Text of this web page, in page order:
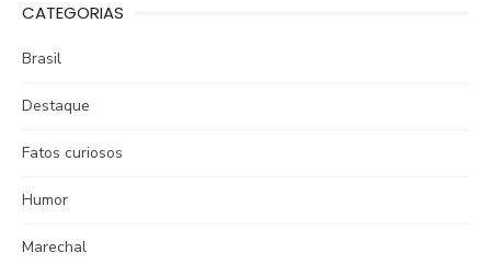
CATEGORIAS
Brasil
Destaque
Fatos curiosos
Humor
Marechal